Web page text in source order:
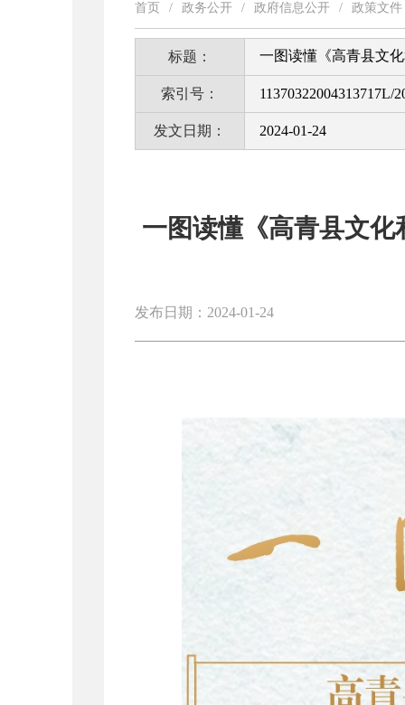
首页 / 政务公开 / 政府信息公开 / 政策文件
标题： 一图读懂《高青县文
索引号： 11370322004313717L/
发文日期： 2024-01-24
一图读懂《高青县文化
发布日期：2024-01-24